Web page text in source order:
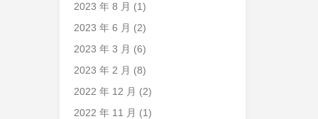
2023 年 8 月 (1)
2023 年 6 月 (2)
2023 年 3 月 (6)
2023 年 2 月 (8)
2022 年 12 月 (2)
2022 年 11 月 (1)